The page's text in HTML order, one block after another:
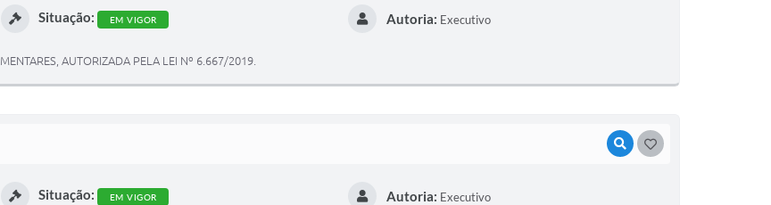
Situação: EM VIGOR Autoria: Executivo
AUTORIZADA PELA LEI Nº 6.667/2019.
VISUALIZAR
Situação: EM VIGOR Autoria: Executivo